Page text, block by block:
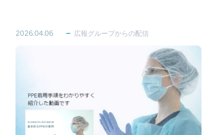
2026.04.06 広報グループからの配信